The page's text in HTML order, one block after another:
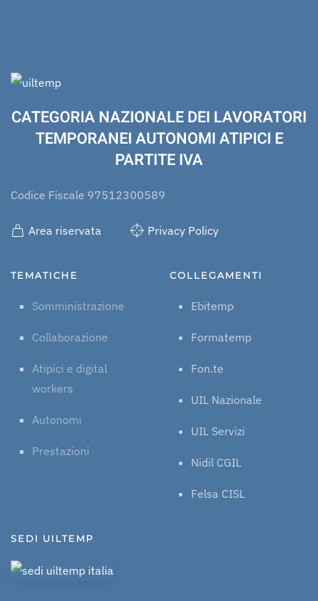
CATEGORIA NAZIONALE DEI LAVORATORI
TEMPORANEI AUTONOMI ATIPICI E
PARTITE IVA
Codice Fiscale 97512300589
Area riservata Privacy Policy
TEMATICHE
Somministrazione
Collaborazione
Atipici e digital
workers
Autonomi
Prestazioni
COLLEGAMENTI
Ebitemp
Formatemp
Fon.te
UIL Nazionale
UIL Servizi
Nidil CGIL
Felsa CISL
SEDI UILTEMP